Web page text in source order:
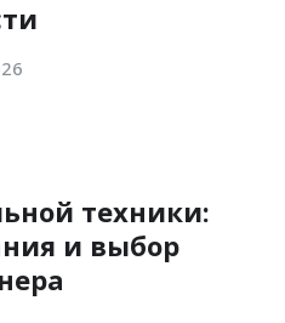
техники:
и выбор